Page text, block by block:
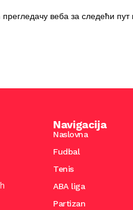
веба за следећи
Navigacija
Naslovna
Fudbal
Tenis
ABA liga
Partizan